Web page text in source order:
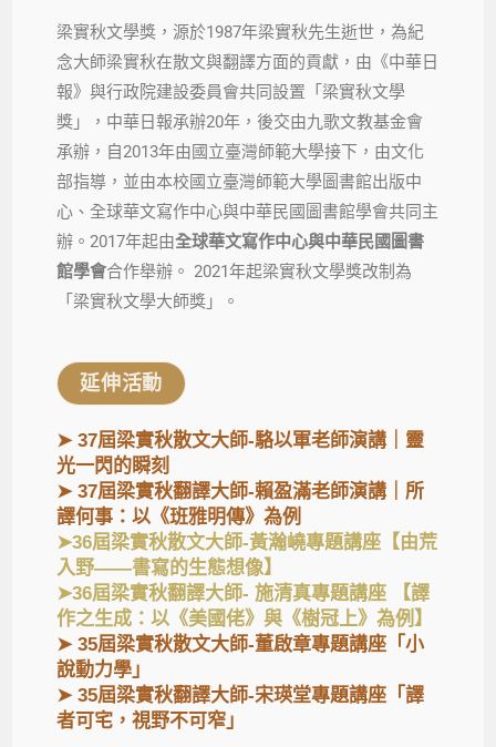
梁實秋文學獎，源於1987年梁實秋先生逝世，為紀
念大師梁實秋在散文與翻譯方面的貢獻，由《中華日
報》與行政院建設委員會共同設置「梁實秋文學
獎」，中華日報承辦20年，後交由九歌文教基金會
承辦，自2013年由國立臺灣師範大學接下，由文化
部指導，並由本校國立臺灣師範大學圖書館出版中
心、全球華文寫作中心與中華民國圖書館學會共同主
辦。2017年起由全球華文寫作中心與中華民國圖書
館學會合作舉辦。 2021年起梁實秋文學獎改制為
「梁實秋文學大師獎」。
延伸活動
➤37屆梁實秋散文大師-駱以軍老師演講｜靈
光一閃的瞬刻
➤ 37屆梁實秋翻譯大師-賴盈滿老師演講｜所
譯何事：以《班雅明傳》為例
➤36屆梁實秋散文大師-黃瀚嶢專題講座【由荒
入野——書寫的生態想像】
➤36屆梁實秋翻譯大師- 施清真專題講座 【譯
作之生成：以《美國佬》與《樹冠上》為例】
➤35屆梁實秋散文大師-董啟章專題講座「小
說動力學」
➤35屆梁實秋翻譯大師-宋瑛堂專題講座「譯
者可宅，視野不可窄」